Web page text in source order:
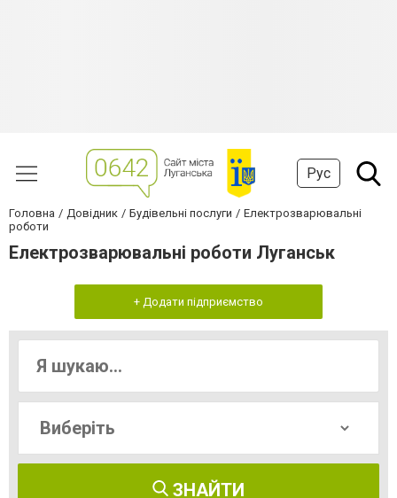
Рус
Головна Довідник Будівельні послуги
Електрозварювальні
роботи
Електрозварювальні роботи Луганськ
+ Додати підприємство
ЗНАЙТИ